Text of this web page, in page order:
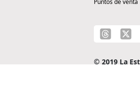
Puntos de venta
© 2019 La